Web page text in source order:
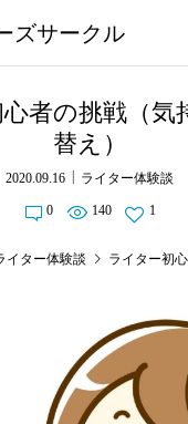
ズサークル
者の挑戦（気
替え）
2020.09.16 ライター体験談
0 140 1
イター体験談 ライター初心者の